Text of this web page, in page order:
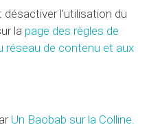
l'utilisation du
la page des règles de
réseau de contenu et aux
Un Baobab sur la Colline.